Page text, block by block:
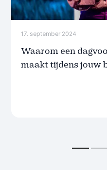
17. september 2024
Waarom een
maakt tijdens jouw